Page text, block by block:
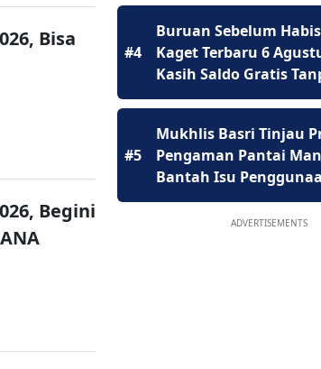
Bisa
Begini
#4
Buruan Sebelum
Kaget Terbaru 6
Kasih Saldo Gratis
#5
Mukhlis Basri Tinjau
Pengaman Pantai
Bantah Isu
ADVERTISEMENTS